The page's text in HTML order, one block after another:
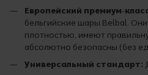
Европейский премиум-
бельгийские шары Belbal.
плотностью, имеют
абсолютно безопасны (без
Универсальный стандарт: